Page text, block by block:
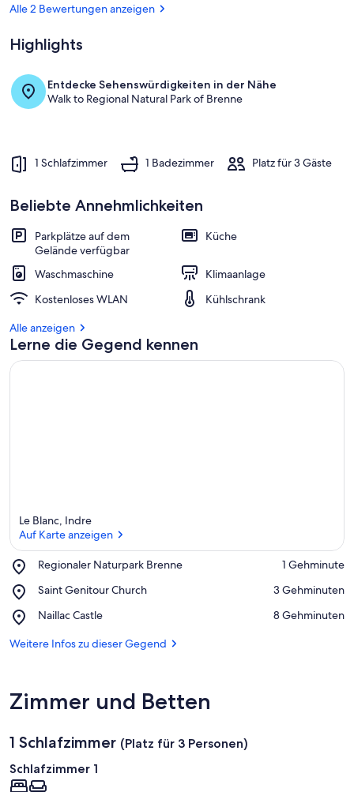
Speisen
Alle 2 Bewertungen anzeigen
Highlights
Entdecke Sehenswürdigkeiten in der Nähe
Walk to Regional Natural Park of Brenne
1 Schlafzimmer 1 Badezimmer Platz für 3 Gäste
Beliebte Annehmlichkeiten
Parkplätze auf dem
Gelände verfügbar
Küche
Waschmaschine
Klimaanlage
Kostenloses WLAN
Kühlschrank
Alle anzeigen
Lerne die Gegend kennen
Le Blanc, Indre
Auf Karte anzeigen
Regionaler Naturpark Brenne
Place,
Naturpark
‪1 Gehminute‬
Saint Genitour Church
Place,
Genitour
‪3 Gehminuten‬
Naillac Castle
Place,
Castle
‪8 Gehminuten‬
Weitere Infos zu dieser Gegend
Zimmer und Betten
1 Schlafzimmer (Platz für 3 Personen)
Schlafzimmer 1